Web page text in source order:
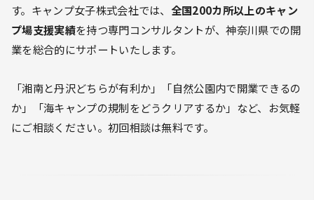
す。キャンプ女子株式会社では、 全国200カ所以上のキャン
プ場支援実績を持つ専門コンサルタントが、神奈川県での開
業を総合的にサポートいたします。
「湘南と丹沢どちらが有利か」「自然公園内で開業できるの
か」「海キャンプの規制をどうクリアするか」など、お気軽
にご相談ください。初回相談は無料です。